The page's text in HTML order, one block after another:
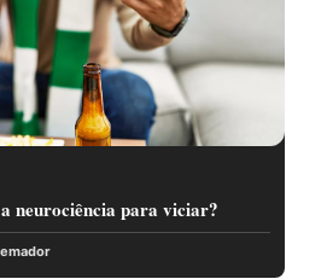
neurociência para viciar?